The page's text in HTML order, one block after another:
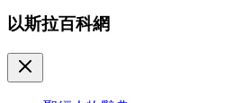
以斯拉百科網